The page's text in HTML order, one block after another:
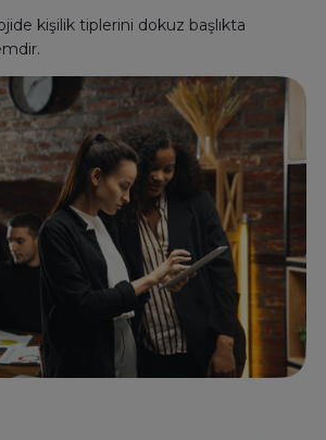
kişilik tiplerini dokuz başlıkta